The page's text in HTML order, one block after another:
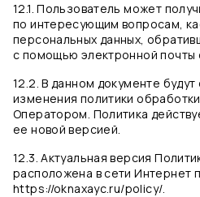
12.1. Пользователь может
по интересующим вопросам,
персональных данных,
с помощью электронной почты
12.2. В данном документе
изменения политики
Оператором. Политика
ее новой версией.
12.3. Актуальная версия
расположена в сети Интернет
https://oknaxayc.ru/policy/.